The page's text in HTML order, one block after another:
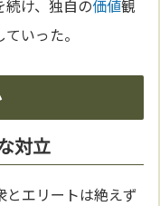
続け、独自の価値観
いった。
対立
とエリートは絶えず